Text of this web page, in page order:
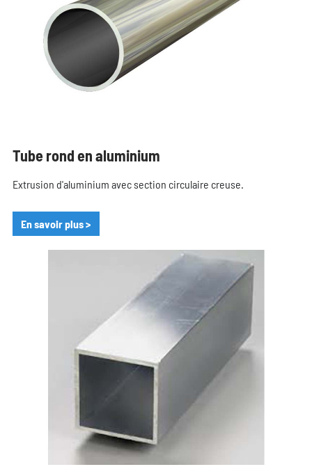
Tube rond en aluminium
Extrusion d'aluminium avec section circulaire creuse.
En savoir plus >